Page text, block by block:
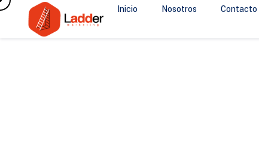
Inicio Nosotros Contacto